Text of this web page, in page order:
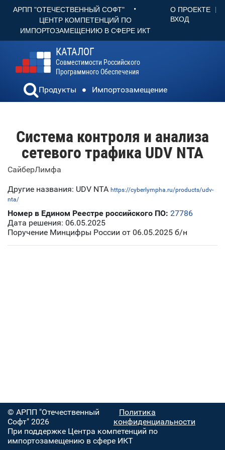
АРПП "ОТЕЧЕСТВЕННЫЙ СОФТ" •
ЦЕНТР КОМПЕТЕНЦИЙ ПО
ИМПОРТОЗАМЕЩЕНИЮ В СФЕРЕ ИКТ
О ПРОЕКТЕ
ВХОД
КАТАЛОГ
Совместимости Российского
Программного Обеспечения
Продукты Импортозамещение
Система контроля и анализа
сетевого трафика UDV NTA
СайберЛимфа
Другие названия: UDV NTA https://cyberlympha.ru/products/udv-
nta/
Номер в Едином Реестре российского ПО: 27786
Дата решения: 06.05.2025
Поручение Минцифры России от 06.05.2025 б/н
© АРПП "Отечественный
Софт" 2026
Политика
конфиденциальности
При поддержке Центра компетенций по
импортозамещению в сфере ИКТ